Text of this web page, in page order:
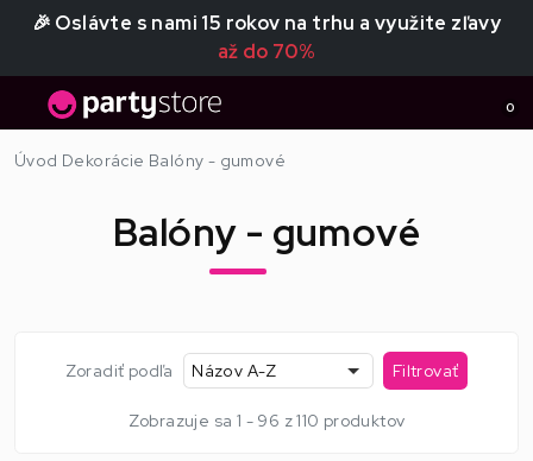
🎉 Oslávte s nami 15 rokov na trhu a využite zľavy
až do 70%
0
Úvod Dekorácie Balóny - gumové
Balóny - gumové
Zoradiť podľa Názov A-Z Filtrovať
Zobrazuje sa 1 - 96 z 110 produktov